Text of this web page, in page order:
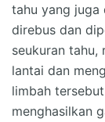
tahu yang juga
direbus dan
seukuran tahu,
lantai dan
limbah
menghasilkan